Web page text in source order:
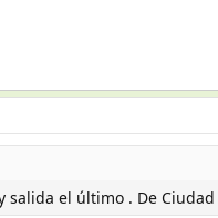
el último . De Ciudad